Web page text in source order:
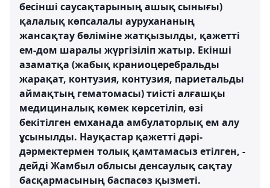
бесінші саусақтарының ашық сынығы)
қалалық көпсалалы аурухананың
жансақтау бөліміне жатқызылды, қажетті
ем-дом шаралы жүргізіліп жатыр. Екінші
азаматқа (жабық краниоцеребральды
жарақат, контузия, контузия, париетальды
аймақтың гематомасы) тиісті алғашқы
медициналық көмек көрсетіліп, өзі
бекітілген емханада амбулаторлық ем алу
ұсынылды. Науқастар қажетті дәрі-
дәрмектермен толық қамтамасыз етілген, -
дейді Жамбыл облысы денсаулық сақтау
басқармасының баспасөз қызметі.